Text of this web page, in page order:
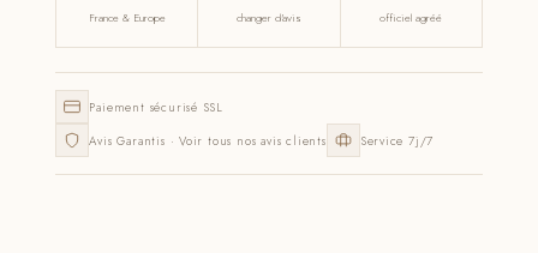
France & Europe
changer d'avis
officiel agréé
Paiement sécurisé SSL
Avis Garantis · Voir tous nos avis clients
Service 7j/7